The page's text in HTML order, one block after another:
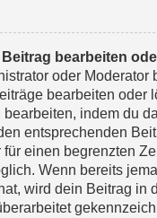
bearbeiten
oder Moderator
bearbeiten oder
indem du
entsprechenden
einen begrenzten
Wenn bereits
wird dein Beitrag in